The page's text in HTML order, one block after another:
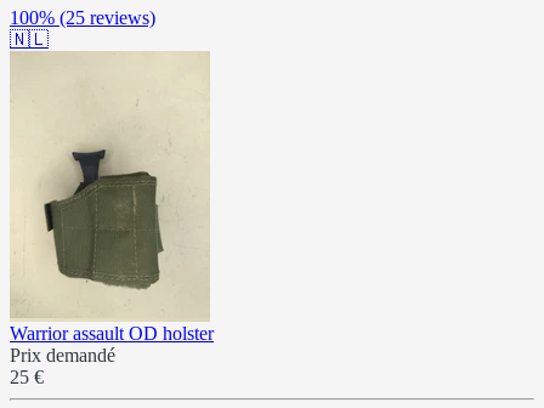
100% (25 reviews)
🇳🇱
Warrior assault OD holster
Prix demandé
25 €